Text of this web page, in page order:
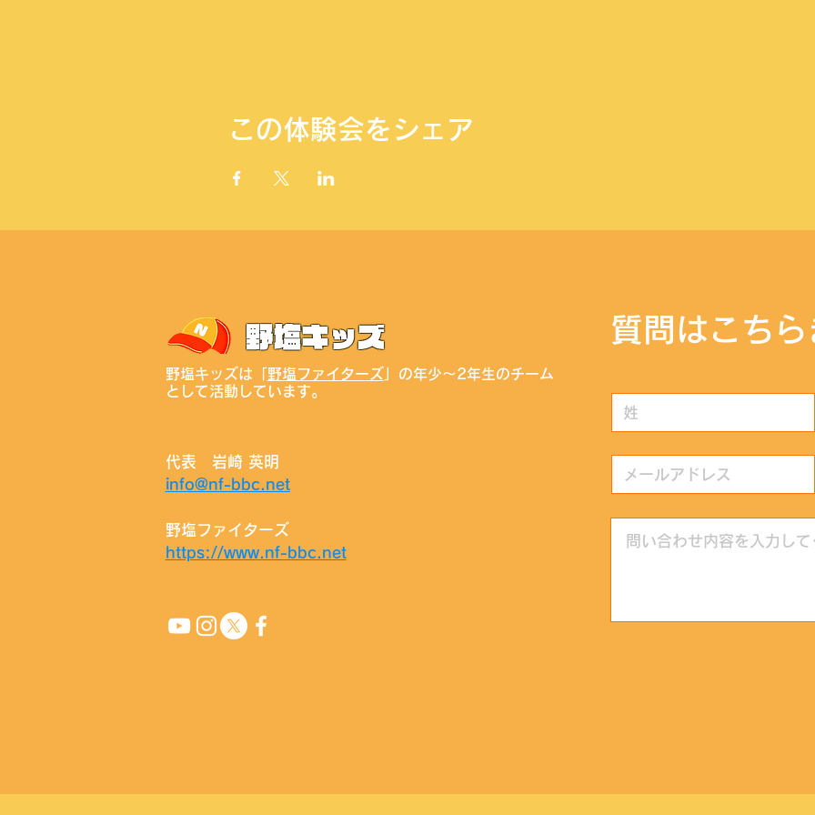
この体験会をシェア
野塩キッズは「 野塩ファイターズ
」の年少〜2年生のチーム
として活動しています。
代表 岩崎 英明
info@nf-bbc.net
野塩ファイターズ
https://www.nf-bbc.net
質問はこちら